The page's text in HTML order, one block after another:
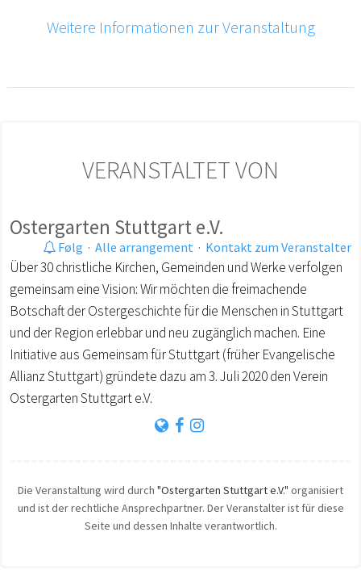
Weitere Informationen zur Veranstaltung
VERANSTALTET VON
Ostergarten Stuttgart e.V.
Følg · Alle arrangement · Kontakt zum Veranstalter
Über 30 christliche Kirchen, Gemeinden und Werke verfolgen
gemeinsam eine Vision: Wir möchten die freimachende
Botschaft der Ostergeschichte für die Menschen in Stuttgart
und der Region erlebbar und neu zugänglich machen. Eine
Initiative aus Gemeinsam für Stuttgart (früher Evangelische
Allianz Stuttgart) gründete dazu am 3. Juli 2020 den Verein
Ostergarten Stuttgart e.V.
Die Veranstaltung wird durch "Ostergarten Stuttgart e.V." organisiert
und ist der rechtliche Ansprechpartner. Der Veranstalter ist für diese
Seite und dessen Inhalte verantwortlich.